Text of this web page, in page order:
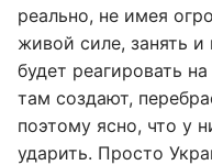
реально, не имея
живой силе, занять
будет реагировать
там создают,
поэтому ясно, что у
ударить. Просто